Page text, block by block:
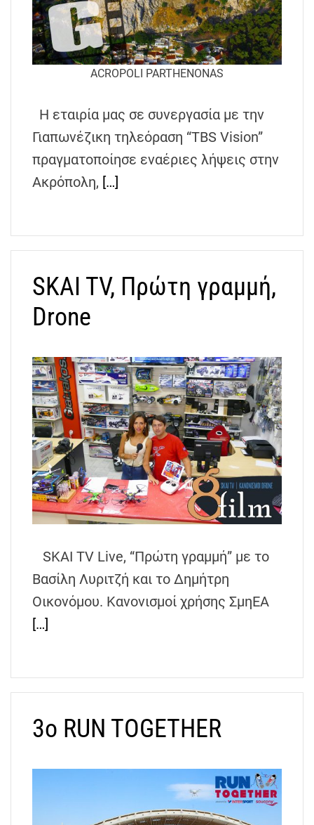
ACROPOLI PARTHENONAS
Η εταιρία μας σε συνεργασία με την
Γιαπωνέζικη τηλεόραση “TBS Vision”
πραγματοποίησε εναέριες λήψεις στην
Ακρόπολη, […]
SKAI TV, Πρώτη γραμμή,
Drone
SKAI TV Live, “Πρώτη γραμμή” με το
Βασίλη Λυριτζή και το Δημήτρη
Οικονόμου. Κανονισμοί χρήσης ΣμηΕΑ
[…]
3o RUN TOGETHER